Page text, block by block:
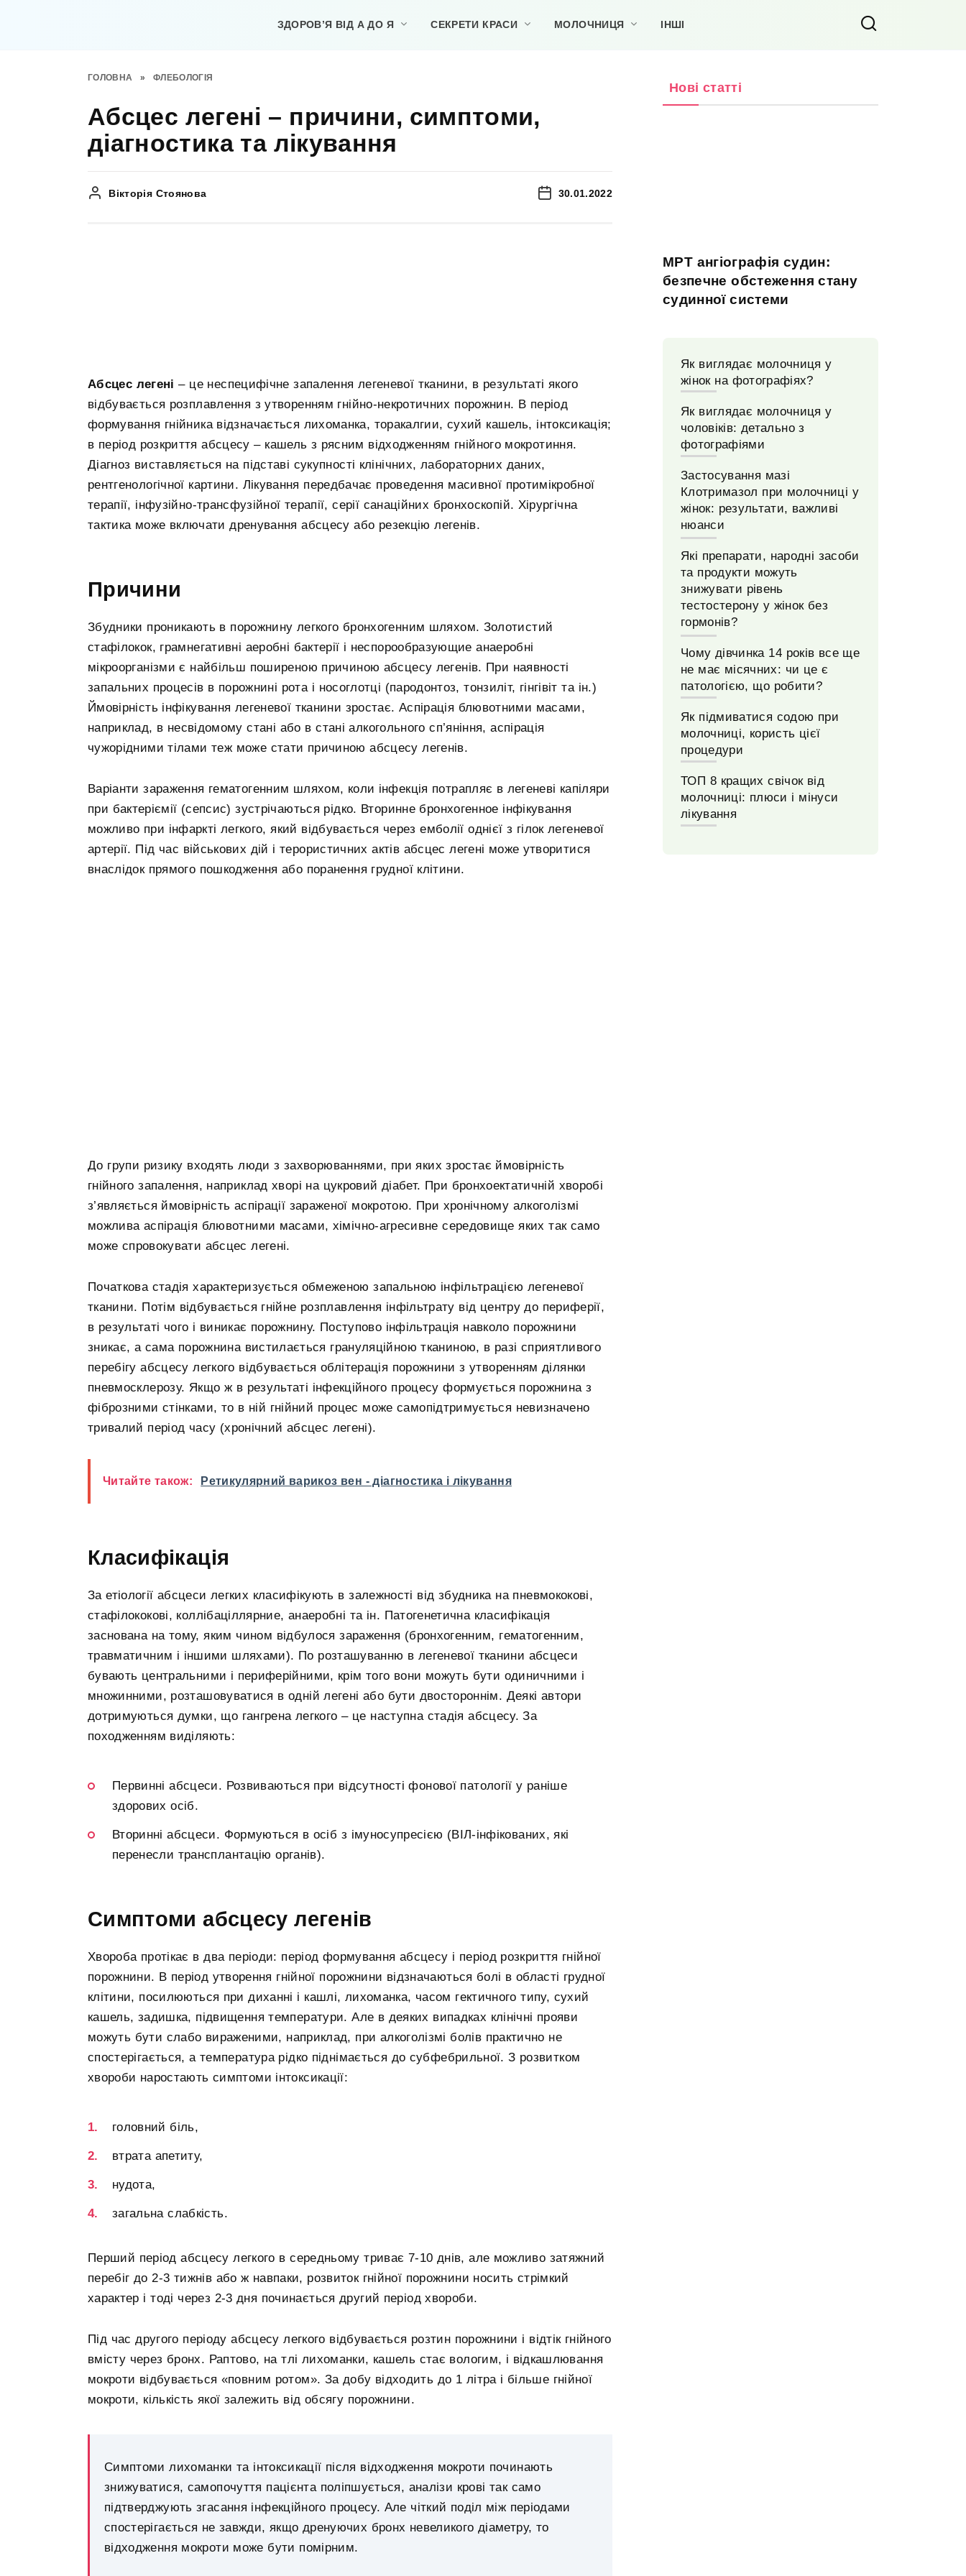
ЗДОРОВ’Я ВІД А ДО Я СЕКРЕТИ КРАСИ МОЛОЧНИЦЯ ІНШІ
ГОЛОВНА » ФЛЕБОЛОГІЯ
Абсцес легені – причини, симптоми,
діагностика та лікування
Вікторія Стоянова 30.01.2022
Абсцес легені – це неспецифічне запалення легеневої тканини, в результаті якого
відбувається розплавлення з утворенням гнійно-некротичних порожнин. В період
формування гнійника відзначається лихоманка, торакалгии, сухий кашель, інтоксикація;
в період розкриття абсцесу – кашель з рясним відходженням гнійного мокротиння.
Діагноз виставляється на підставі сукупності клінічних, лабораторних даних,
рентгенологічної картини. Лікування передбачає проведення масивної протимікробної
терапії, інфузійно-трансфузійної терапії, серії санаційних бронхоскопій. Хірургічна
тактика може включати дренування абсцесу або резекцію легенів.
Причини
Збудники проникають в порожнину легкого бронхогенним шляхом. Золотистий
стафілокок, грамнегативні аеробні бактерії і неспорообразующие анаеробні
мікроорганізми є найбільш поширеною причиною абсцесу легенів. При наявності
запальних процесів в порожнині рота і носоглотці (пародонтоз, тонзиліт, гінгівіт та ін.)
Ймовірність інфікування легеневої тканини зростає. Аспірація блювотними масами,
наприклад, в несвідомому стані або в стані алкогольного сп’яніння, аспірація
чужорідними тілами теж може стати причиною абсцесу легенів.
Варіанти зараження гематогенним шляхом, коли інфекція потрапляє в легеневі капіляри
при бактеріємії (сепсис) зустрічаються рідко. Вторинне бронхогенное інфікування
можливо при інфаркті легкого, який відбувається через емболії однієї з гілок легеневої
артерії. Під час військових дій і терористичних актів абсцес легені може утворитися
внаслідок прямого пошкодження або поранення грудної клітини.
До групи ризику входять люди з захворюваннями, при яких зростає ймовірність
гнійного запалення, наприклад хворі на цукровий діабет. При бронхоектатичній хворобі
з’являється ймовірність аспірації зараженої мокротою. При хронічному алкоголізмі
можлива аспірація блювотними масами, хімічно-агресивне середовище яких так само
може спровокувати абсцес легені.
Початкова стадія характеризується обмеженою запальною інфільтрацією легеневої
тканини. Потім відбувається гнійне розплавлення інфільтрату від центру до периферії,
в результаті чого і виникає порожнину. Поступово інфільтрація навколо порожнини
зникає, а сама порожнина вистилається грануляційною тканиною, в разі сприятливого
перебігу абсцесу легкого відбувається облітерація порожнини з утворенням ділянки
пневмосклерозу. Якщо ж в результаті інфекційного процесу формується порожнина з
фіброзними стінками, то в ній гнійний процес може самопідтримується невизначено
тривалий період часу (хронічний абсцес легені).
Читайте також: Ретикулярний варикоз вен - діагностика і лікування
Класифікація
За етіології абсцеси легких класифікують в залежності від збудника на пневмококові,
стафілококові, коллібаціллярние, анаеробні та ін. Патогенетична класифікація
заснована на тому, яким чином відбулося зараження (бронхогенним, гематогенним,
травматичним і іншими шляхами). По розташуванню в легеневої тканини абсцеси
бувають центральними і периферійними, крім того вони можуть бути одиничними і
множинними, розташовуватися в одній легені або бути двостороннім. Деякі автори
дотримуються думки, що гангрена легкого – це наступна стадія абсцесу. За
походженням виділяють:
Первинні абсцеси. Розвиваються при відсутності фонової патології у раніше
здорових осіб.
Вторинні абсцеси. Формуються в осіб з імуносупресією (ВІЛ-інфікованих, які
перенесли трансплантацію органів).
Симптоми абсцесу легенів
Хвороба протікає в два періоди: період формування абсцесу і період розкриття гнійної
порожнини. В період утворення гнійної порожнини відзначаються болі в області грудної
клітини, посилюються при диханні і кашлі, лихоманка, часом гектичного типу, сухий
кашель, задишка, підвищення температури. Але в деяких випадках клінічні прояви
можуть бути слабо вираженими, наприклад, при алкоголізмі болів практично не
спостерігається, а температура рідко піднімається до субфебрильної. З розвитком
хвороби наростають симптоми інтоксикації:
головний біль,
втрата апетиту,
нудота,
загальна слабкість.
Перший період абсцесу легкого в середньому триває 7-10 днів, але можливо затяжний
перебіг до 2-3 тижнів або ж навпаки, розвиток гнійної порожнини носить стрімкий
характер і тоді через 2-3 дня починається другий період хвороби.
Під час другого періоду абсцесу легкого відбувається розтин порожнини і відтік гнійного
вмісту через бронх. Раптово, на тлі лихоманки, кашель стає вологим, і відкашлювання
мокроти відбувається «повним ротом». За добу відходить до 1 літра і більше гнійної
мокроти, кількість якої залежить від обсягу порожнини.
Симптоми лихоманки та інтоксикації після відходження мокроти починають
знижуватися, самопочуття пацієнта поліпшується, аналізи крові так само
підтверджують згасання інфекційного процесу. Але чіткий поділ між періодами
спостерігається не завжди, якщо дренуючих бронх невеликого діаметру, то
відходження мокроти може бути помірним.
Нові статті
МРТ ангіографія судин:
безпечне обстеження стану
судинної системи
Як виглядає молочниця у
жінок на фотографіях?
Як виглядає молочниця у
чоловіків: детально з
фотографіями
Застосування мазі
Клотримазол при молочниці у
жінок: результати, важливі
нюанси
Які препарати, народні засоби
та продукти можуть
знижувати рівень
тестостерону у жінок без
гормонів?
Чому дівчинка 14 років все ще
не має місячних: чи це є
патологією, що робити?
Як підмиватися содою при
молочниці, користь цієї
процедури
ТОП 8 кращих свічок від
молочниці: плюси і мінуси
лікування